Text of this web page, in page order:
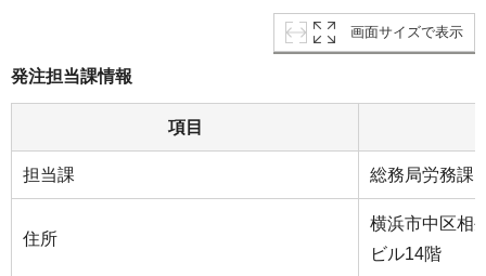
画面サイズで表示
発注担当課情報
項目
担当課 総務局労務課
住所
横浜市中区相
ビル14階